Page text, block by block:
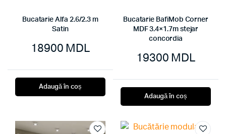
Bucatarie Alfa 2.6/2.3 m
Satin
18900 MDL
Adaugă în coș
Bucatarie BafiMob Corner
MDF 3.4×1.7m stejar
concordia
19300 MDL
Adaugă în coș